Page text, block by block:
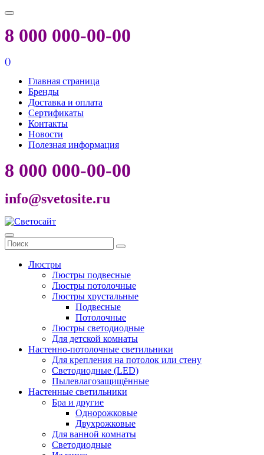
8 000 000-00-00
()
Главная страница
Бренды
Доставка и оплата
Сертификаты
Контакты
Новости
Полезная информация
8 000 000-00-00
info@svetosite.ru
Люстры
Люстры подвесные
Люстры потолочные
Люстры хрустальные
Подвесные
Потолочные
Люстры светодиодные
Для детской комнаты
Настенно-потолочные светильники
Для крепления на потолок или стену
Светодиодные (LED)
Пылевлагозащищённые
Настенные светильники
Бра и другие
Однорожковые
Двухрожковые
Для ванной комнаты
Светодиодные